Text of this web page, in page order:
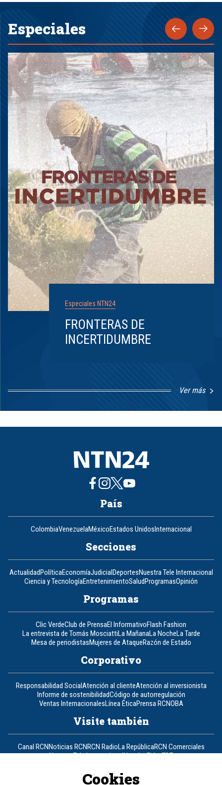
Especiales
Especiales NTN24
FRONTERAS DE
INCERTIDUMBRE
Ver más
1
8
País
ColombiaVenezuelaMéxicoEstados UnidosInternacional
Secciones
ActualidadPolíticaEconomíaJudicialDeportesNuestra Tele Internacional
Ciencia y TecnologíaEntretenimientoSaludProgramasOpinión
Programas
Clic VerdeClub de PrensaEl InformativoFlash Fashion
La entrevista de Tomás MosciattiLa MañanaLa NocheLa Tarde
Mesa de periodistasMujeres de AtaqueRazón de Estado
Corporativo
Responsabilidad SocialAtención al clienteAtención al inversionista
Informe de sostenibilidadCódigo de autorregulación
Ventas InternacionalesLínea ÉticaPrensa RCNOBA
Visite también
Canal RCNNoticias RCNRCN RadioLa RepúblicaRCN Comerciales
Nuestra Tele InternacionalNovelasFidesTDT
Contáctenos
Cookies